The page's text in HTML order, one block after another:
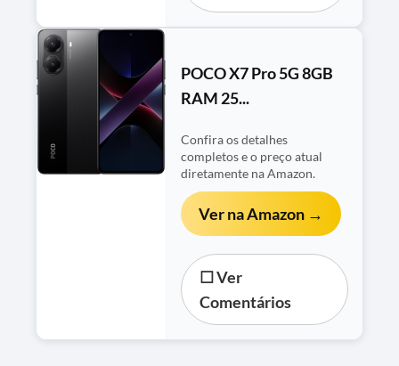
POCO X7 Pro 5G 8GB
RAM 25...
Confira os detalhes
completos e o preço atual
diretamente na Amazon.
Ver na Amazon →
☐ Ver
Comentários